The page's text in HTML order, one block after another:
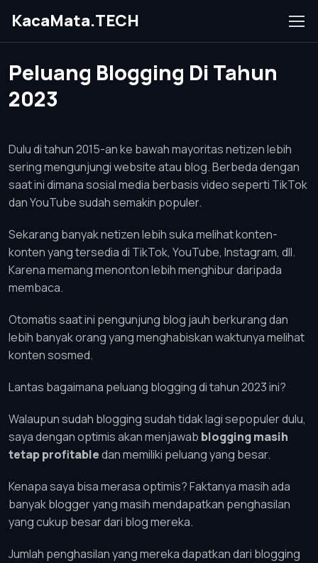
KacaMata.TECH
Peluang Blogging Di Tahun
2023
Dulu di tahun 2015-an ke bawah mayoritas netizen lebih
sering mengunjungi website atau blog. Berbeda dengan
saat ini dimana sosial media berbasis video seperti TikTok
dan YouTube sudah semakin populer.
Sekarang banyak netizen lebih suka melihat konten-
konten yang tersedia di TikTok, YouTube, Instagram, dll.
Karena memang menonton lebih menghibur daripada
membaca.
Otomatis saat ini pengunjung blog jauh berkurang dan
lebih banyak orang yang menghabiskan waktunya melihat
konten sosmed.
Lantas bagaimana peluang blogging di tahun 2023 ini?
Walaupun sudah blogging sudah tidak lagi sepopuler dulu,
saya dengan optimis akan menjawab blogging masih
tetap profitabledan memiliki peluang yang besar.
Kenapa saya bisa merasa optimis? Faktanya masih ada
banyak blogger yang masih mendapatkan penghasilan
yang cukup besar dari blog mereka.
Jumlah penghasilan yang mereka dapatkan dari blogging